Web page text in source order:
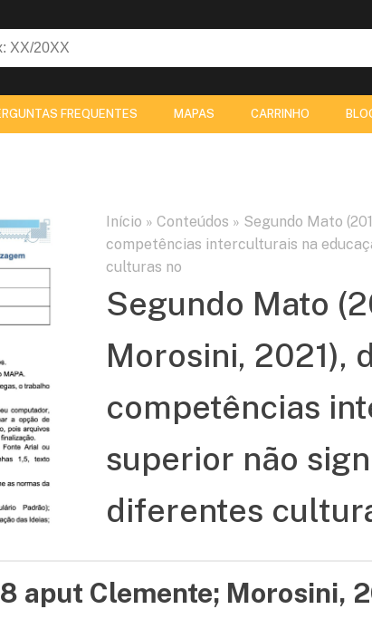
FREQUENTES MAPAS CARRINHO
Início » Conteúdos » Segundo Mato
competências interculturais na
culturas no
Segundo Mato
Morosini, 2021),
competências
superior não
diferentes
aput Clemente; Morosini,